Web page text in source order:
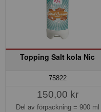
Topping Salt kola Nic
75822
150,00 kr
Del av förpackning = 900 ml